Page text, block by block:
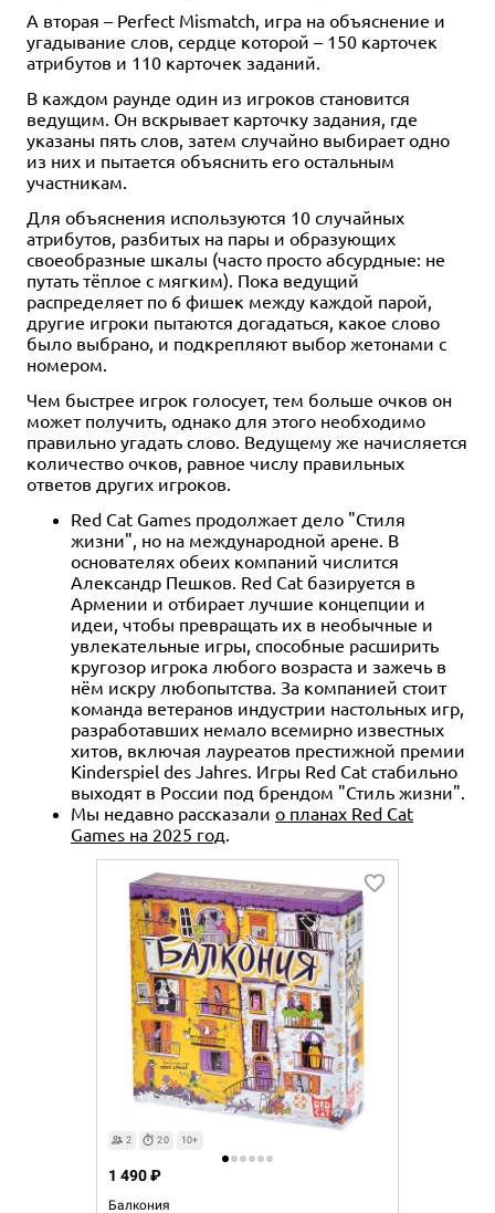
А вторая – Perfect Mismatch, игра на объяснение и
угадывание слов, сердце которой – 150 карточек
атрибутов и 110 карточек заданий.
В каждом раунде один из игроков становится
ведущим. Он вскрывает карточку задания, где
указаны пять слов, затем случайно выбирает одно
из них и пытается объяснить его остальным
участникам.
Для объяснения используются 10 случайных
атрибутов, разбитых на пары и образующих
своеобразные шкалы (часто просто абсурдные: не
путать тёплое с мягким). Пока ведущий
распределяет по 6 фишек между каждой парой,
другие игроки пытаются догадаться, какое слово
было выбрано, и подкрепляют выбор жетонами с
номером.
Чем быстрее игрок голосует, тем больше очков он
может получить, однако для этого необходимо
правильно угадать слово. Ведущему же начисляется
количество очков, равное числу правильных
ответов других игроков.
Red Cat Games продолжает дело "Стиля
жизни", но на международной арене. В
основателях обеих компаний числится
Александр Пешков. Red Cat базируется в
Армении и отбирает лучшие концепции и
идеи, чтобы превращать их в необычные и
увлекательные игры, способные расширить
кругозор игрока любого возраста и зажечь в
нём искру любопытства. За компанией стоит
команда ветеранов индустрии настольных игр,
разработавших немало всемирно известных
хитов, включая лауреатов престижной премии
Kinderspiel des Jahres. Игры Red Cat стабильно
выходят в России под брендом "Стиль жизни".
Мы недавно рассказали о планах Red Cat
Games на 2025 год
2 20 10+
Балкония
1 490 ₽